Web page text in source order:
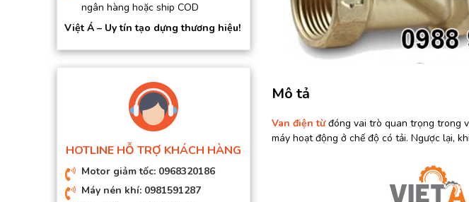
ngân hàng hoặc ship COD
Việt Á – Uy tín tạo dựng thương hiệu!
HOTLINE HỖ TRỢ KHÁCH HÀNG
Motor giảm tốc: 0968320186
Máy nén khí: 0981591287
Mô tả
Van điện từđóng vai trò quan trọng trong
máy hoạt động ở chế độ có tải. Ngược lại,